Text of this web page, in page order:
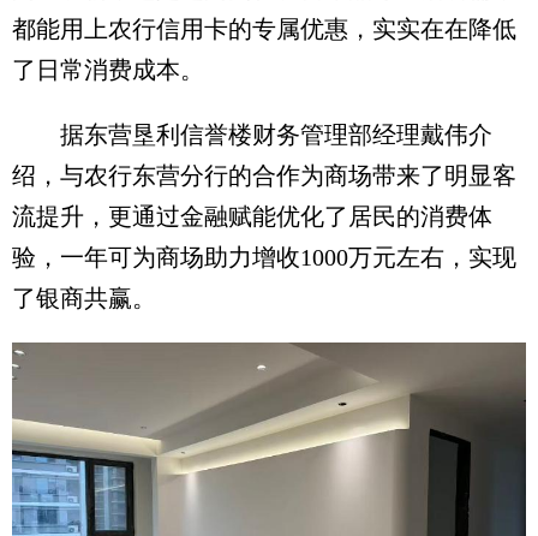
都能用上农行信用卡的专属优惠，实实在在降低
了日常消费成本。
据东营垦利信誉楼财务管理部经理戴伟介
绍，与农行东营分行的合作为商场带来了明显客
流提升，更通过金融赋能优化了居民的消费体
验，一年可为商场助力增收1000万元左右，实现
了银商共赢。